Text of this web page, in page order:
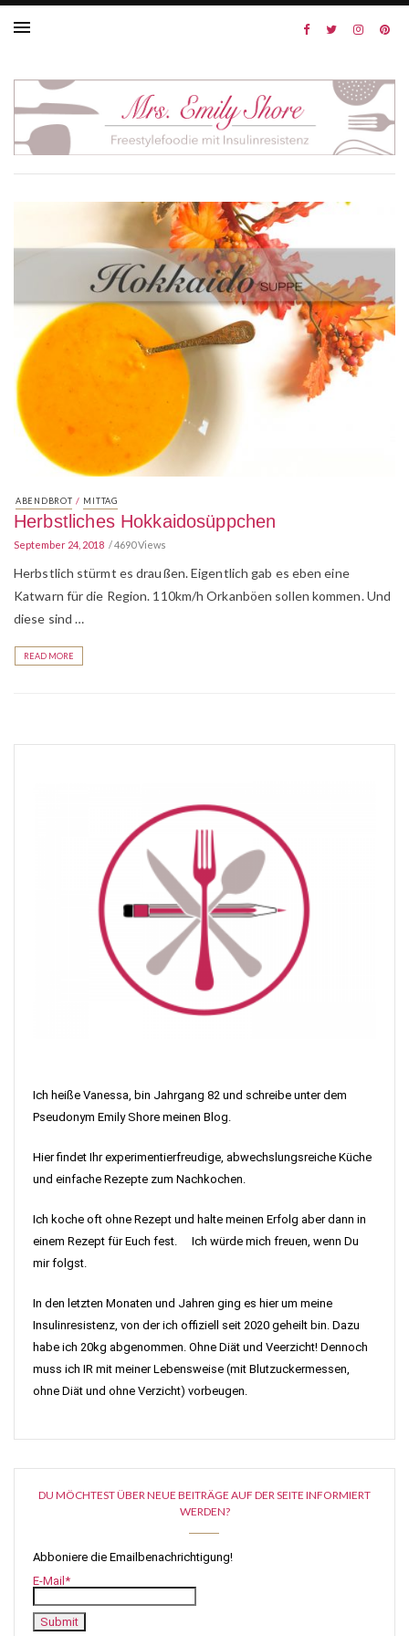
ABENDBROT / MITTAG
Herbstliches Hokkaidosüppchen
September 24, 2018 4690 Views
Herbstlich stürmt es draußen. Eigentlich gab es eben eine
Katwarn für die Region. 110km/h Orkanböen sollen kommen. Und
diese sind …
READ MORE
Ich heiße Vanessa, bin Jahrgang 82 und schreibe unter dem
Pseudonym Emily Shore meinen Blog.
Hier findet Ihr experimentierfreudige, abwechslungsreiche Küche
und einfache Rezepte zum Nachkochen.
Ich koche oft ohne Rezept und halte meinen Erfolg aber dann in
einem Rezept für Euch fest. Ich würde mich freuen, wenn Du
mir folgst.
In den letzten Monaten und Jahren ging es hier um meine
Insulinresistenz, von der ich offiziell seit 2020 geheilt bin. Dazu
habe ich 20kg abgenommen. Ohne Diät und Veerzicht! Dennoch
muss ich IR mit meiner Lebensweise (mit Blutzuckermessen,
ohne Diät und ohne Verzicht) vorbeugen.
DU MÖCHTEST ÜBER NEUE BEITRÄGE AUF DER SEITE INFORMIERT
WERDEN?
Abboniere die Emailbenachrichtigung!
E-Mail*